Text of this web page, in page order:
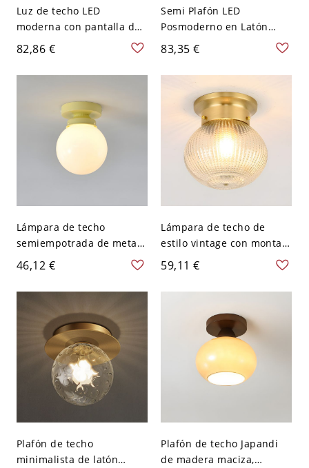
Luz de techo LED
moderna con pantalla de
vidrio para pasillo - 110 A
120 V Globo Negro Blanco
82,86 €
Semi Plafón LED
Posmoderno en Latón
Luminaria de Techo
Metálica para Pasillo - 110
A 120 V Latón Globo
83,35 €
Lámpara de techo
semiempotrada de metal
verde con pantalla de
vidrio blanco para
hogares modernos - 110 A
46,12 €
Lámpara de techo de
estilo vintage con montaje
en techo y pantalla de
vidrio en latón - 110 A 120
V Globo
59,11 €
Plafón de techo
minimalista de latón
Plafón de techo Japandi
de madera maciza,